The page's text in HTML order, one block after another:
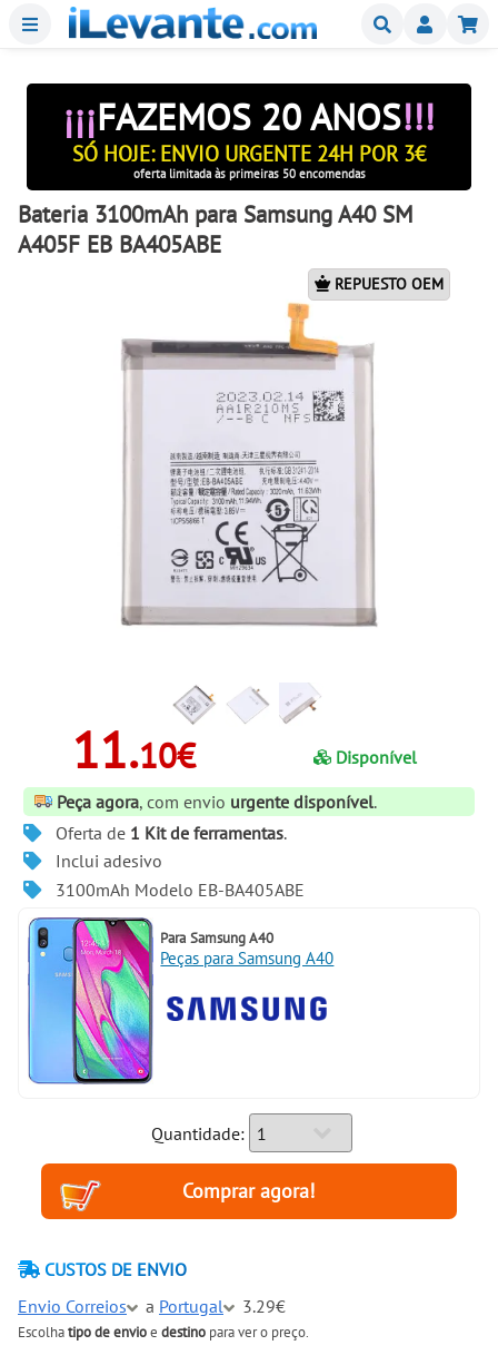
Menu Buscar
¡¡¡FAZEMOS 20 ANOS!!!
SÓ HOJE: ENVIO URGENTE 24H POR 3€
oferta limitada às primeiras 50 encomendas
Bateria 3100mAh para Samsung A40 SM
A405F EB BA405ABE
REPUESTO OEM
11.10€
Disponível
Peça agora, com envio urgente disponível.
Oferta de 1 Kit de ferramentas.
Inclui adesivo
3100mAh Modelo EB-BA405ABE
Para Samsung A40
Peças para Samsung A40
Quantidade:
CUSTOS DE ENVIO
Envio Correios
a Portugal 3.29€
Escolhatipo de envioe destino para ver o preço.